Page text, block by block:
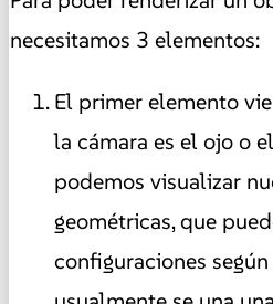
necesitamos 3 elementos:
El primer elemento
la cámara es el ojo o
podemos visualizar
geométricas, que
configuraciones